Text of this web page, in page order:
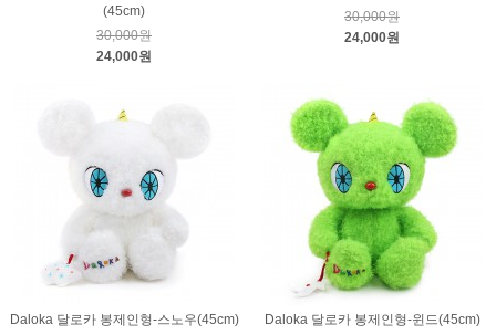
(45cm)
30,000원
24,000원
30,000원
24,000원
Daloka 달로카 봉제인형-스노우(45cm)
Daloka 달로카 봉제인형-윈드(45cm)